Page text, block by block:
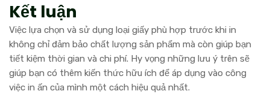
Kết luận
Việc lựa chọn và sử dụng loại giấy phù hợp trước khi in
không chỉ đảm bảo chất lượng sản phẩm mà còn giúp bạn
tiết kiệm thời gian và chi phí. Hy vọng những lưu ý trên sẽ
giúp bạn có thêm kiến thức hữu ích để áp dụng vào công
việc in ấn của mình một cách hiệu quả nhất.